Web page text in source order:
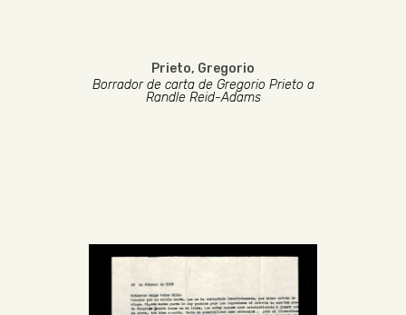
Prieto, Gregorio
Borrador de carta de Gregorio Prieto a
Randle Reid-Adams